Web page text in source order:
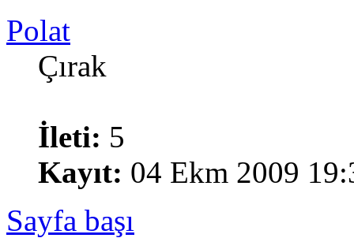
Polat
Çırak
İleti: 5
Kayıt: 04 Ekm 2009
Sayfa başı